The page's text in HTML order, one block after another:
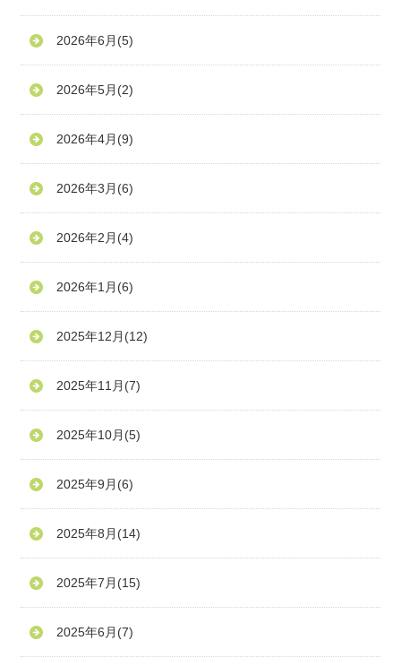
2026年6月 (5)
2026年5月 (2)
2026年4月 (9)
2026年3月 (6)
2026年2月 (4)
2026年1月 (6)
2025年12月 (12)
2025年11月 (7)
2025年10月 (5)
2025年9月 (6)
2025年8月 (14)
2025年7月 (15)
2025年6月 (7)